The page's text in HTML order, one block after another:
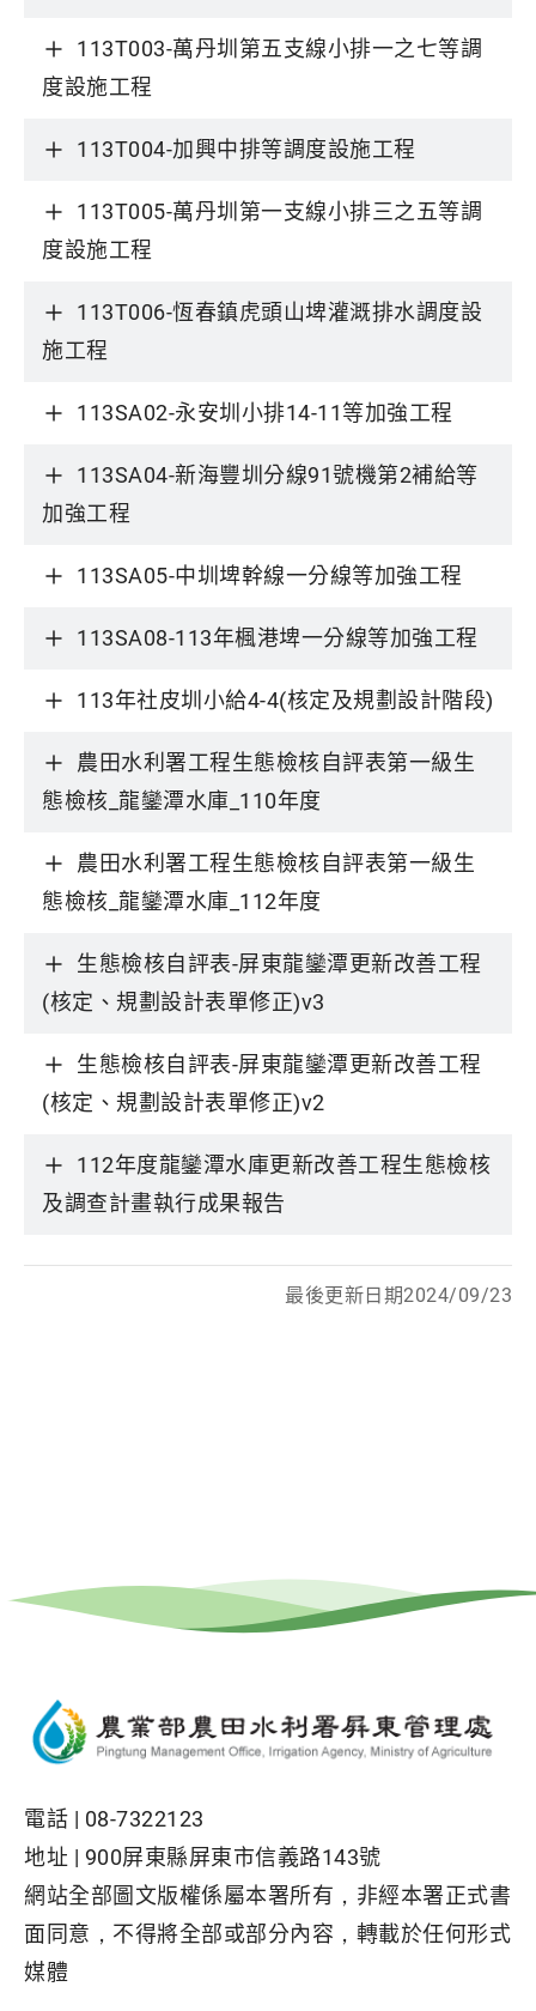
113T003-萬丹圳第五支線小排一之七等調
度設施工程
113T004-加興中排等調度設施工程
113T005-萬丹圳第一支線小排三之五等調
度設施工程
113T006-恆春鎮虎頭山埤灌溉排水調度設
施工程
113SA02-永安圳小排14-11等加強工程
113SA04-新海豐圳分線91號機第2補給等
加強工程
113SA05-中圳埤幹線一分線等加強工程
113SA08-113年楓港埤一分線等加強工程
113年社皮圳小給4-4(核定及規劃設計階段)
農田水利署工程生態檢核自評表第一級生
態檢核_龍鑾潭水庫_110年度
農田水利署工程生態檢核自評表第一級生
態檢核_龍鑾潭水庫_112年度
生態檢核自評表-屏東龍鑾潭更新改善工程
(核定、規劃設計表單修正)v3
生態檢核自評表-屏東龍鑾潭更新改善工程
(核定、規劃設計表單修正)v2
112年度龍鑾潭水庫更新改善工程生態檢核
及調查計畫執行成果報告
最後更新日期2024/09/23
電話 | 08-7322123
地址 | 900屏東縣屏東市信義路143號
網站全部圖文版權係屬本署所有，非經本署正式書
面同意，不得將全部或部分內容，轉載於任何形式
媒體